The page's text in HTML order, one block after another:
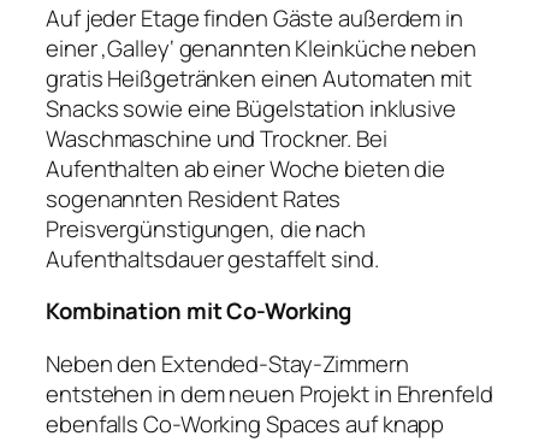
Auf jeder Etage finden Gäste außerdem in
einer ‚Galley‘ genannten Kleinküche neben
gratis Heißgetränken einen Automaten mit
Snacks sowie eine Bügelstation inklusive
Waschmaschine und Trockner. Bei
Aufenthalten ab einer Woche bieten die
sogenannten Resident Rates
Preisvergünstigungen, die nach
Aufenthaltsdauer gestaffelt sind.
Kombination mit Co-Working
Neben den Extended-Stay-Zimmern
entstehen in dem neuen Projekt in Ehrenfeld
ebenfalls Co-Working Spaces auf knapp